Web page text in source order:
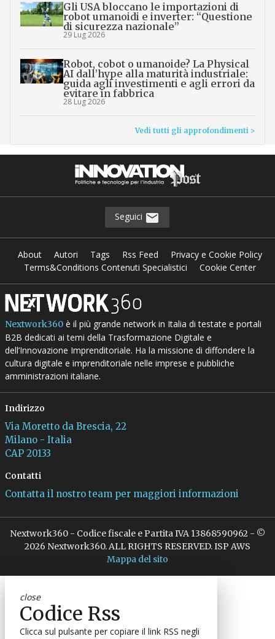
Gli USA bloccano le importazioni di
robot umanoidi e inverter: “Questione
di sicurezza nazionale”
29 Lug 2026
Robot, cobot o umanoide? La Physical
AI dall’hype alla maturità industriale:
guida agli investimenti e agli errori da
evitare in fabbrica
28 Lug 2026
Vedi tutti gli approfondimenti >
Seguici
About Autori Tags Rss Feed
Privacy e Cookie Policy
Terms&Conditions Contenuti Specialistici
Cookie Center
Nextwork360è il più grande network in Italia di testate e portali
B2B dedicati ai temi della Trasformazione Digitale e
dell’Innovazione Imprenditoriale. Ha la missione di diffondere la
cultura digitale e imprenditoriale nelle imprese e pubbliche
amministrazioni italiane.
Indirizzo
Via Moretto da Brescia, 22
Milano - Italia
CAP 20133
Contatti
Contatta il nostro team per maggiori informazioni
Nextwork360 - Codice fiscale e Partita IVA 13868590962 - ©
2026 Nextwork360. ALL RIGHTS RESERVED. ISP AWS
Mappa del sito
close
Codice Rss
Clicca sul pulsante per copiare il link RSS negli